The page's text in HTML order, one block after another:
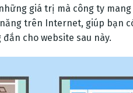
giá trị mà công ty
trên Internet, giúp bạn
cho website sau này.